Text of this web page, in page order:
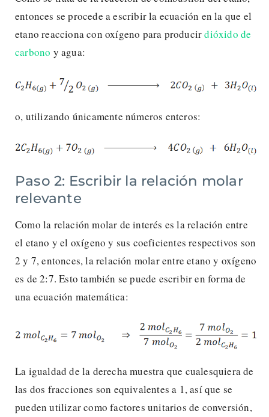
entonces se procede a escribir la ecuación en la que el
etano reacciona con oxígeno para producirdióxido de
carbono y agua:
o, utilizando únicamente números enteros:
Paso 2: Escribir la relación molar
relevante
Como la relación molar de interés es la relación entre
el etano y el oxígeno y sus coeficientes respectivos son
2 y 7, entonces, la relación molar entre etano y oxígeno
es de 2:7. Esto también se puede escribir en forma de
una ecuación matemática:
La igualdad de la derecha muestra que cualesquiera de
las dos fracciones son equivalentes a 1, así que se
pueden utilizar como factores unitarios de conversión,